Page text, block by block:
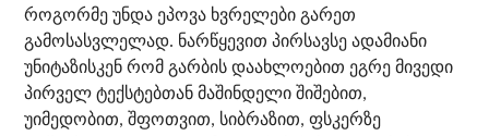
როგორმე უნდა ეპოვა ხვრელები გარეთ
გამოსასვლელად. ნარწყევით პირსავსე ადამიანი
უნიტაზისკენ რომ გარბის დაახლოებით ეგრე მივედი
პირველ ტექსტებთან მაშინდელი შიშებით,
უიმედობით, შფოთვით, სიბრაზით, ფსკერზე